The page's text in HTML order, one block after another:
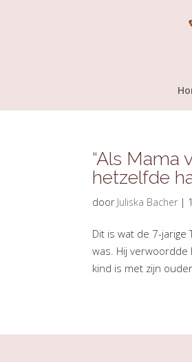
“Als Mama
hetzelfde
door Juliska Bacher |
Dit is wat de 7-jarige
was. Hij
kind is met zijn